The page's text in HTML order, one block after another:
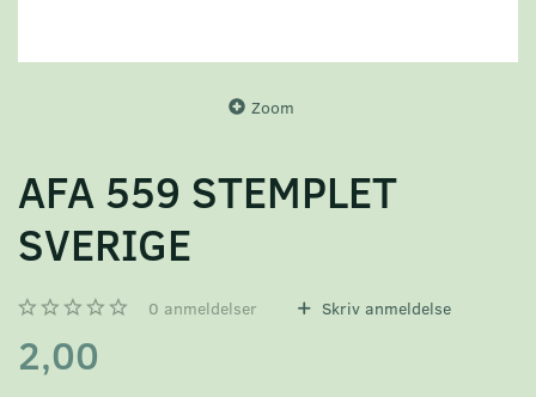
Zoom
AFA 559 STEMPLET
SVERIGE
0 anmeldelser Skriv anmeldelse
2,00